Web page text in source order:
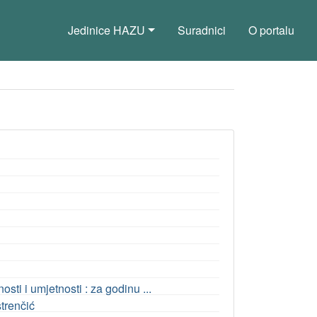
Jedinice HAZU Suradnici O portalu
i umjetnosti : za godinu ...